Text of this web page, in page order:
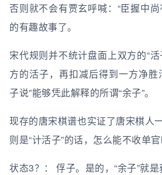
否则就不会有贾玄呼喊：“臣握中
的有趣故事了。
宋代规则并不统计盘面上双方的“
方的活子，再扣减后得到一方净胜
子说”能够凭此解释的所谓“余子”。
现存的唐宋棋谱也实证了唐宋棋人
则是“计活子”的话，怎么能不收单官
状态3？： 俘子。是的，“余子”就是